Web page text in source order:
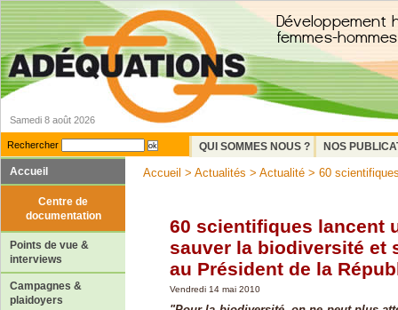
Samedi 8 août 2026
Rechercher QUI SOMMES NOUS ?
NOS
Accueil
Centre de
documentation
Points de vue &
interviews
Campagnes &
plaidoyers
Accueil > Actualités > Actualité > 60
60 scientifiques lancent
sauver la biodiversité et
au Président de la
Vendredi 14 mai 2010